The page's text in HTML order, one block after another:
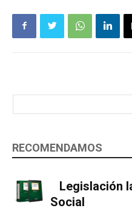
RECOMENDAMOS
Legislación
Social